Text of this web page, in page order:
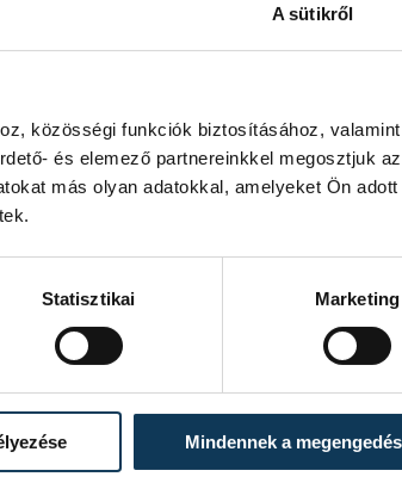
A sütikről
közösségi funkciók biztosításához, valamint
és elemező partnereinkkel megosztjuk
más olyan adatokkal, amelyeket Ön adott
Statisztikai Marketing
Mindennek a